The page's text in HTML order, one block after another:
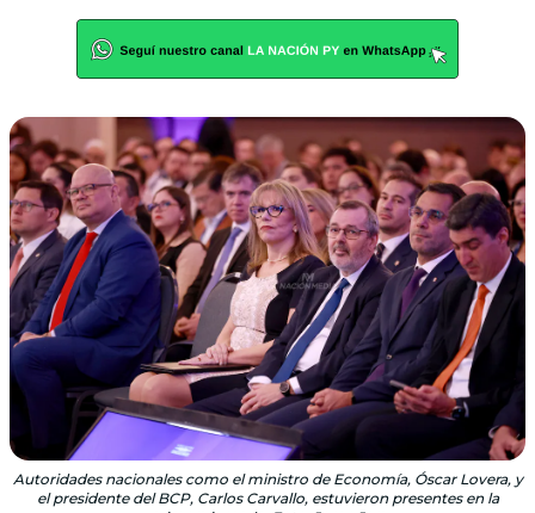
Autoridades nacionales como el ministro de Economía, Óscar Lovera, y
el presidente del BCP, Carlos Carvallo, estuvieron presentes en la